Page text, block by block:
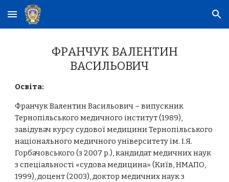
Skip to main content Skip to navigation
ФРАНЧУК ВАЛЕНТИН
ВАСИЛЬОВИЧ
Освіта:
Франчук Валентин Васильович – випускник
Тернопільського медичного інститут (1989),
завідувач курсу судової медицини Тернопільського
національного медичного університету ім. І.Я.
Горбачовського (з 2007 р.), кандидат медичних наук
з спеціальності «судова медицина» (Київ, НМАПО,
1999), доцент (2003), доктор медичних наук з